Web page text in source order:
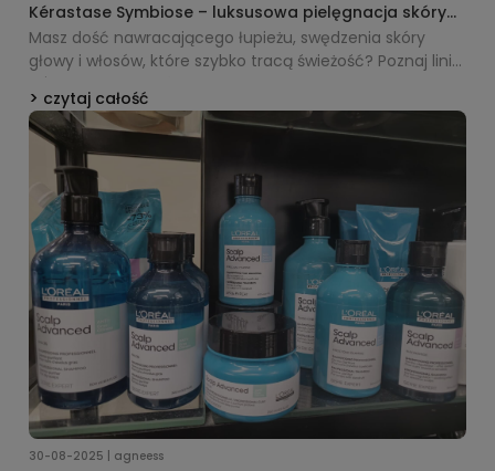
Kérastase Symbiose – luksusowa pielęgnacja skóry
głowy z tendencją do łupieżu
Masz dość nawracającego łupieżu, swędzenia skóry
głowy i włosów, które szybko tracą świeżość? Poznaj linię
Kérastase Symbiose
przeciwłupieżową, która nie tylko skutecznie redukuje
płatki, ale też koi skórę i przywraca włosom blask.
czytaj całość
30-08-2025 | agneess